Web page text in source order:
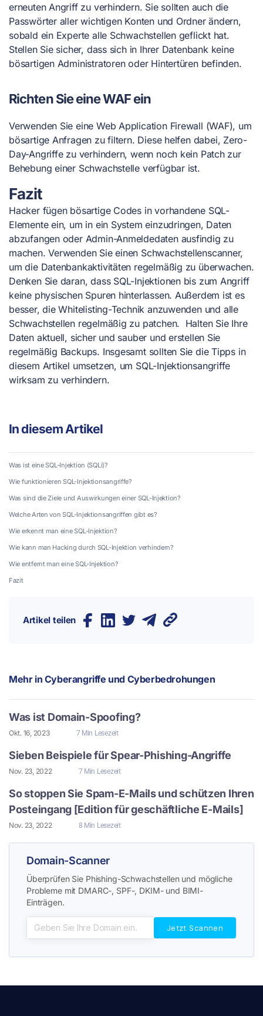
erneuten Angriff zu verhindern. Sie sollten auch die
Passwörter aller wichtigen Konten und Ordner ändern,
sobald ein Experte alle Schwachstellen geflickt hat.
Stellen Sie sicher, dass sich in Ihrer Datenbank keine
bösartigen Administratoren oder Hintertüren befinden.
Richten Sie eine WAF ein
Verwenden Sie eine Web Application Firewall (WAF), um
bösartige Anfragen zu filtern. Diese helfen dabei, Zero-
Day-Angriffe zu verhindern, wenn noch kein Patch zur
Behebung einer Schwachstelle verfügbar ist.
Fazit
Hacker fügen bösartige Codes in vorhandene SQL-
Elemente ein, um in ein System einzudringen, Daten
abzufangen oder Admin-Anmeldedaten ausfindig zu
machen. Verwenden Sie einen Schwachstellenscanner,
um die Datenbankaktivitäten regelmäßig zu überwachen.
Denken Sie daran, dass SQL-Injektionen bis zum Angriff
keine physischen Spuren hinterlassen. Außerdem ist es
besser, die Whitelisting-Technik anzuwenden und alle
Schwachstellen regelmäßig zu patchen. Halten Sie Ihre
Daten aktuell, sicher und sauber und erstellen Sie
regelmäßig Backups. Insgesamt sollten Sie die Tipps in
diesem Artikel umsetzen, um SQL-Injektionsangriffe
wirksam zu verhindern.
In diesem Artikel
Was ist eine SQL-Injektion (SQLi)?
Wie funktionieren SQL-Injektionsangriffe?
Was sind die Ziele und Auswirkungen einer SQL-Injektion?
Welche Arten von SQL-Injektionsangriffen gibt es?
Wie erkennt man eine SQL-Injektion?
Wie kann man Hacking durch SQL-Injektion verhindern?
Wie entfernt man eine SQL-Injektion?
Fazit
Artikel teilen
Mehr in Cyberangriffe und Cyberbedrohungen
Was ist Domain-Spoofing?
Okt. 16, 2023 7 Min Lesezeit
Sieben Beispiele für Spear-Phishing-Angriffe
Nov. 23, 2022 7 Min Lesezeit
So stoppen Sie Spam-E-Mails und schützen Ihren
Posteingang [Edition für geschäftliche E-Mails]
Nov. 23, 2022 8 Min Lesezeit
Domain-Scanner
Überprüfen Sie Phishing-Schwachstellen und mögliche
Probleme mit DMARC-, SPF-, DKIM- und BIMI-
Einträgen.